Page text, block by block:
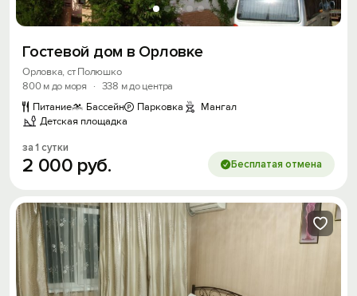
Гостевой дом в Орловке
Орловка, ст Полюшко
800 м до моря
· 338 м до центра
Питание
Бассейн Парковка
Мангал
Детская площадка
за 1 сутки
2 000 руб. Бесплатая отмена